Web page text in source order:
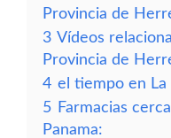
Provincia de
3 Vídeos
Provincia de
4 el tiempo en La
5 Farmacias
Panama: